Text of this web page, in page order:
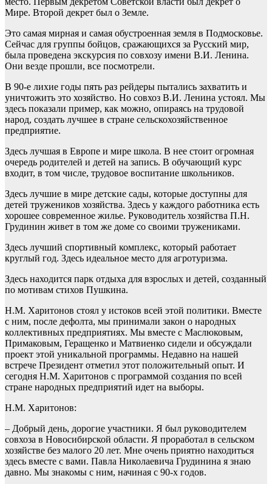
Мире. Второй декрет был о Земле.
Это самая мирная и самая обустроенная земля в Подмосковье.
Сейчас для группы бойцов, сражающихся за Русский мир,
была проведена экскурсия по совхозу имени В.И. Ленина.
Они везде прошли, все посмотрели.
В 90-е лихие годы пять раз рейдеры пытались захватить и
уничтожить это хозяйство. Но совхоз В.И. Ленина устоял. Мы
здесь показали пример, как можно, опираясь на трудовой
народ, создать лучшее в стране сельскохозяйственное
предприятие.
Здесь лучшая в Европе и мире школа. В нее стоит огромная
очередь родителей и детей на запись. В обучающий курс
входит, в том числе, трудовое воспитание школьников.
Здесь лучшие в мире детские сады, которые доступны для
детей тружеников хозяйства. Здесь у каждого работника есть
хорошее современное жилье. Руководитель хозяйства П.Н.
Грудинин живет в том же доме со своими тружениками.
Здесь лучший спортивный комплекс, который работает
круглый год. Здесь идеальное место для агротуризма.
Здесь находится парк отдыха для взрослых и детей, созданный
по мотивам стихов Пушкина.
Н.М. Харитонов стоял у истоков всей этой политики. Вместе
с ним, после дефолта, мы принимали закон о народных
коллективных предприятиях. Мы вместе с Маслюковым,
Примаковым, Геращенко и Матвиенко сидели и обсуждали
проект этой уникальной программы. Недавно на нашей
встрече Президент отметил этот положительный опыт. И
сегодня Н.М. Харитонов с программой создания по всей
стране народных предприятий идет на выборы.
Н.М. Харитонов:
– Добрый день, дорогие участники. Я был руководителем
совхоза в Новосибирской области. Я проработал в сельском
хозяйстве без малого 20 лет. Мне очень приятно находиться
здесь вместе с вами. Павла Николаевича Грудинина я знаю
давно. Мы знакомы с ним, начиная с 90-х годов.